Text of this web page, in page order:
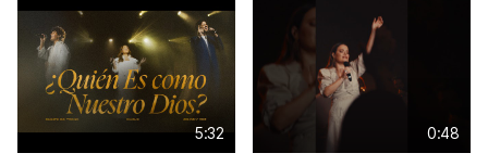
5:32 0:48